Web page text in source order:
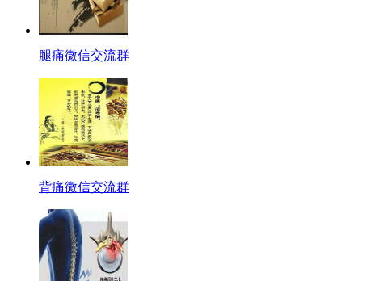
腿痛微信交流群
背痛微信交流群